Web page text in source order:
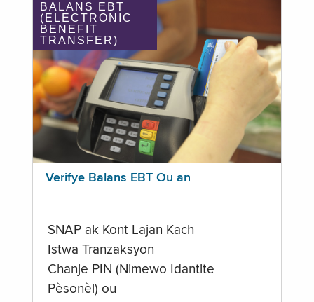
BALANS EBT
(ELECTRONIC
BENEFIT
TRANSFER)
Verifye Balans EBT Ou an
SNAP ak Kont Lajan Kach
Istwa Tranzaksyon
Chanje PIN (Nimewo Idantite
Pèsonèl) ou